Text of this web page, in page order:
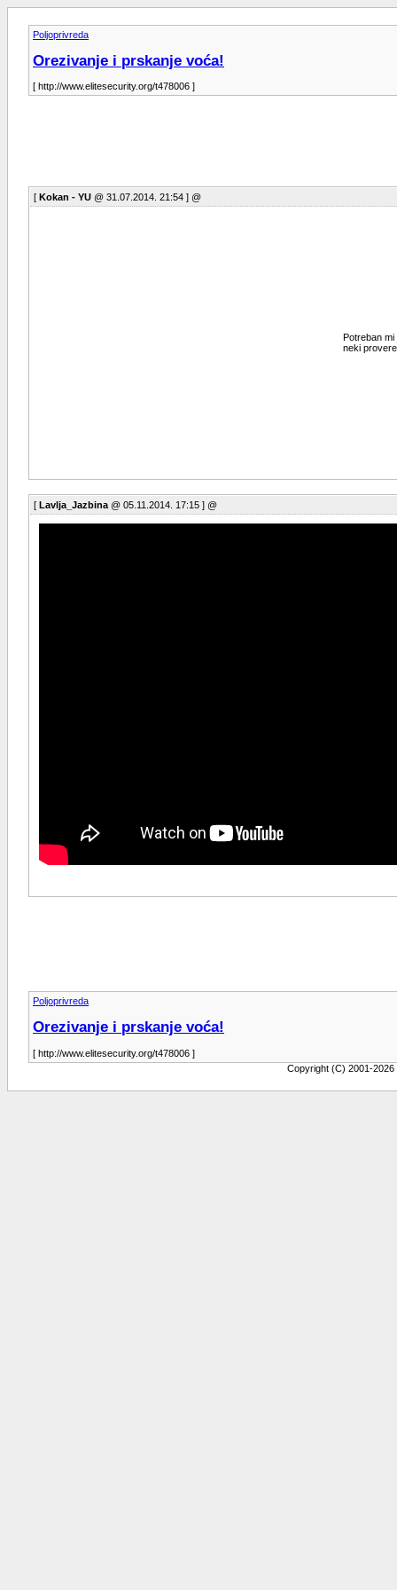
Poljoprivreda
Orezivanje i prskanje voća!
[ http://www.elitesecurity.org/t478006 ]
[ Kokan - YU @ 31.07.2014. 21:54 ] @
Potreban
neki
[ Lavlja_Jazbina @ 05.11.2014. 17:15 ] @
Poljoprivreda
Orezivanje i prskanje voća!
[ http://www.elitesecurity.org/t478006 ]
Copyright (C) 2001-